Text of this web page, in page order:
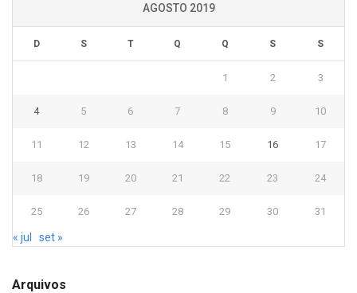
AGOSTO 2019
D S T Q Q S S
1 2 3
4 5 6 7 8 9 10
11 12 13 14 15 16 17
18 19 20 21 22 23 24
25 26 27 28 29 30 31
« jul set »
Arquivos